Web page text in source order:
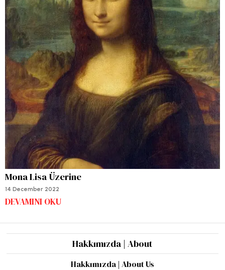
Mona Lisa Üzerine
14 December 2022
DEVAMINI OKU
Hakkımızda | About
Hakkımızda | About Us